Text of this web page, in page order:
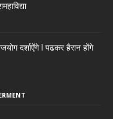
दर्शाऐंगे l पढकर हैरान होंगे